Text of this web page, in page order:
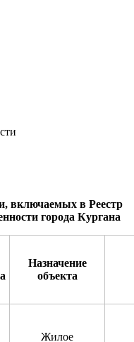
включаемых в Реестр
города Кургана
Назначение
объекта
Жилое